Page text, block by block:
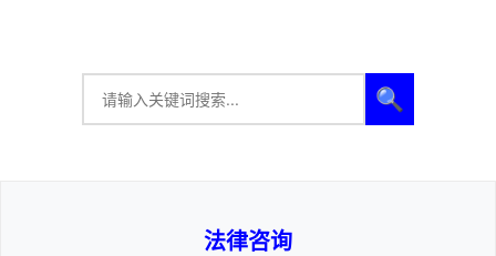
🔍
法律咨询